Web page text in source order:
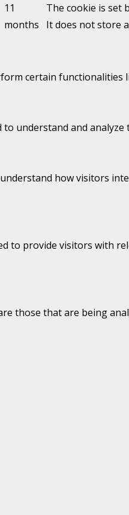
11
months
The cookie is set
It does not store
certain
to understand and
how visitors
to provide visitors with
those that are being